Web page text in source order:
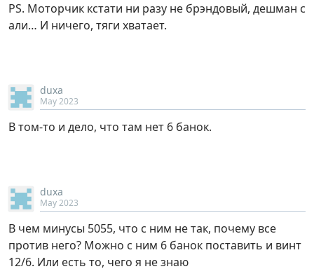
PS. Моторчик кстати ни разу не брэндовый, дешман с
али… И ничего, тяги хватает.
duxa
May 2023
В том-то и дело, что там нет 6 банок.
duxa
May 2023
В чем минусы 5055, что с ним не так, почему все
против него? Можно с ним 6 банок поставить и винт
12/6. Или есть то, чего я не знаю